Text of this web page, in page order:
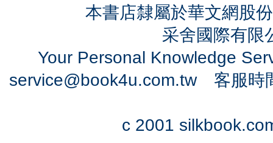
本書店隸屬於華文網股
采舍國際有
Your Personal Knowledge
service@book4u.com.tw客服時
c 2001